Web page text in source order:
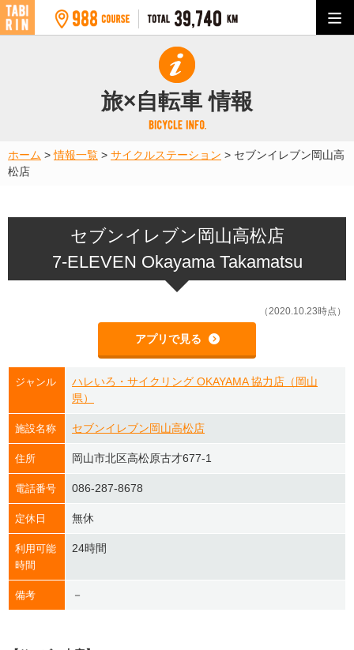
旅×自転車 情報
ホーム >情報一覧 > サイクルステーション > セブンイレブン岡山高
松店
セブンイレブン岡山高松店
7-ELEVEN Okayama Takamatsu
（2020.10.23時点）
アプリで見る
ジャンル
ハレいろ・サイクリング OKAYAMA 協力店（岡山
県）
施設名称 セブンイレブン岡山高松店
住所 岡山市北区高松原古才677-1
電話番号 086-287-8678
定休日 無休
利用可能
時間
24時間
備考 －